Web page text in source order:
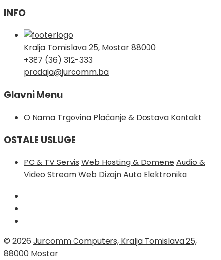
INFO
Kralja Tomislava 25, Mostar 88000
+387 (36) 312-333
prodaja@jurcomm.ba
Glavni Menu
O Nama Trgovina Plaćanje & Dostava Kontakt
OSTALE USLUGE
PC & TV Servis Web Hosting & DomeneAudio &
Video StreamWeb DizajnAuto Elektronika
© 2026 Jurcomm Computers, Kralja Tomislava 25,
88000 Mostar